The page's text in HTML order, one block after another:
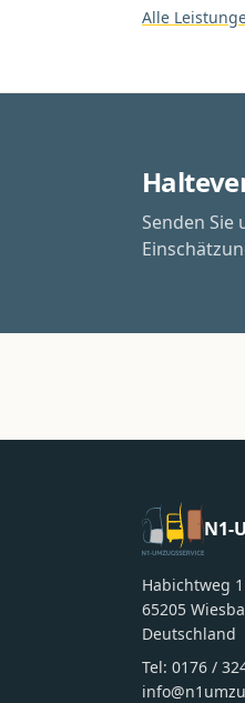
Alle
Senden
N1-
Habichtweg
65205
Deutschland
Tel: 0176 /